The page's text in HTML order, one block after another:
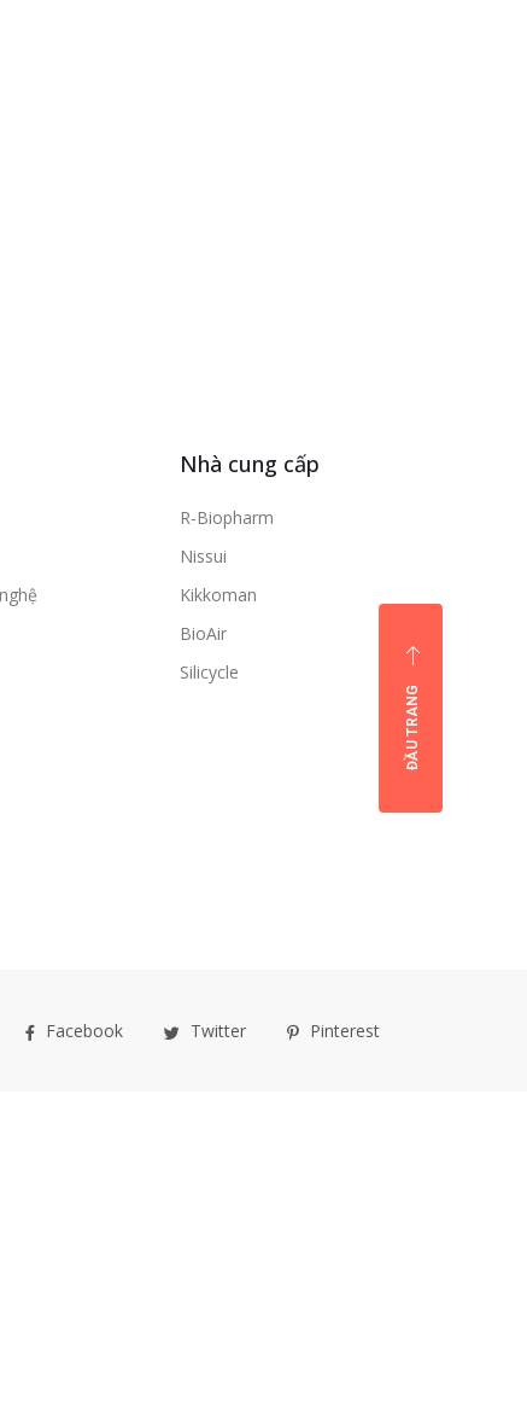
Nhà cung cấp
R-Biopharm
Nissui
Kikkoman
BioAir
Silicycle
ĐẦU TRANG
Facebook Twitter Pinterest